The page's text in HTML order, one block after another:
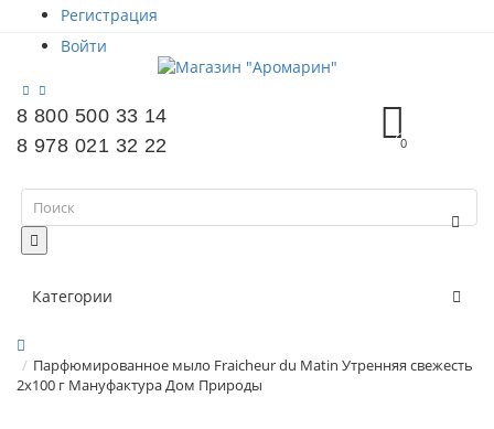
Регистрация
Войти
8 800 500 33 14
8 978 021 32 22
0
Категории
Парфюмированное мыло Fraicheur du Matin Утренняя свежесть
2х100 г Мануфактура Дом Природы